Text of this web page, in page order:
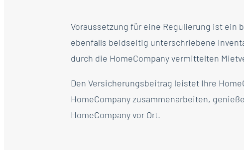
Voraussetzung für eine Regulierung ist
ebenfalls beidseitig unterschriebene
durch die HomeCompany vermittelten
Den Versicherungsbeitrag leistet Ihre
HomeCompany zusammenarbeiten,
HomeCompany vor Ort.